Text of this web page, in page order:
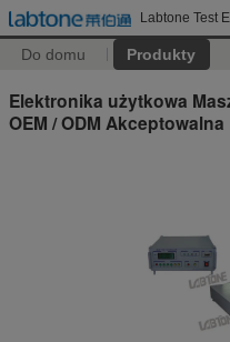
Labtone Test
Do domu Produkty
Elektronika użytkowa
OEM / ODM Akceptowalna